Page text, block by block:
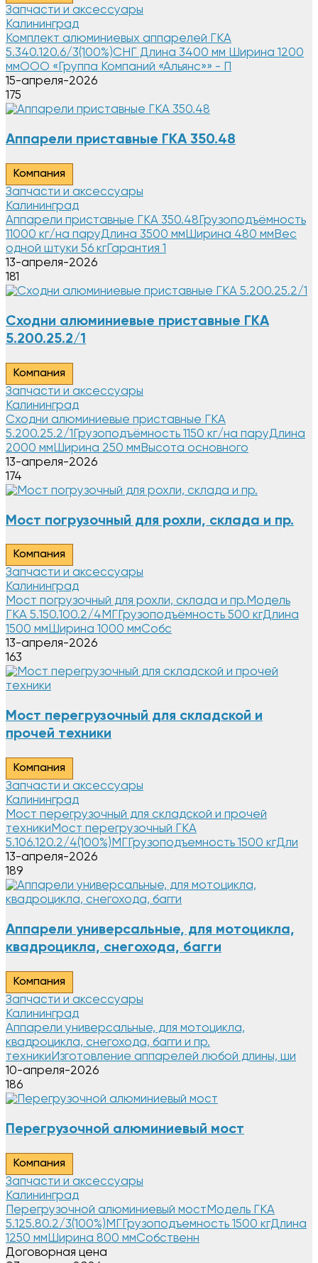
Запчасти и аксессуары
Калининград
Комплект алюминиевых аппарелей ГКА
5.340.120.6/3(100%)СНГ Длина 3400 мм Ширина 1200
ммООО «Группа Компаний «Альянс»» - П
15-апреля-2026
175
Аппарели приставные ГКА 350.48
Компания
Запчасти и аксессуары
Калининград
Аппарели приставные ГКА 350.48Грузоподъёмность
11000 кг/на паруДлина 3500 ммШирина 480 ммВес
одной штуки 56 кгГарантия 1
13-апреля-2026
181
Cходни алюминиевые приставные ГКА
5.200.25.2/1
Компания
Запчасти и аксессуары
Калининград
Cходни алюминиевые приставные ГКА
5.200.25.2/1Грузоподъёмность 1150 кг/на паруДлина
2000 ммШирина 250 ммВысота основного
13-апреля-2026
174
Мост погрузочный для рохли, склада и пр.
Компания
Запчасти и аксессуары
Калининград
Мост погрузочный для рохли, склада и пр.Модель
ГКА 5.150.100.2/4MГГрузоподъёмность 500 кгДлина
1500 ммШирина 1000 ммСобс
13-апреля-2026
163
Мост перегрузочный для складской и
прочей техники
Компания
Запчасти и аксессуары
Калининград
Мост перегрузочный для складской и прочей
техникиМост перегрузочный ГКА
5.106.120.2/4(100%)МГГрузоподъемность 1500 кгДли
13-апреля-2026
189
Аппарели универсальные, для мотоцикла,
квадроцикла, снегохода, багги
Компания
Запчасти и аксессуары
Калининград
Аппарели универсальные, для мотоцикла,
квадроцикла, снегохода, багги и пр.
техникиИзготовление аппарелей любой длины, ши
10-апреля-2026
186
Перегрузочной алюминиевый мост
Компания
Запчасти и аксессуары
Калининград
Перегрузочной алюминиевый мостМодель ГКА
5.125.80.2/3(100%)МГГрузоподъемность 1500 кгДлина
1250 ммШирина 800 ммСобственн
Договорная цена